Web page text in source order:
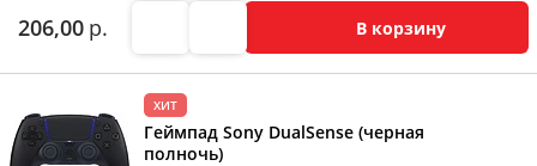
206,00 р. В корзину
ХИТ
Геймпад Sony DualSense (черная
полночь)